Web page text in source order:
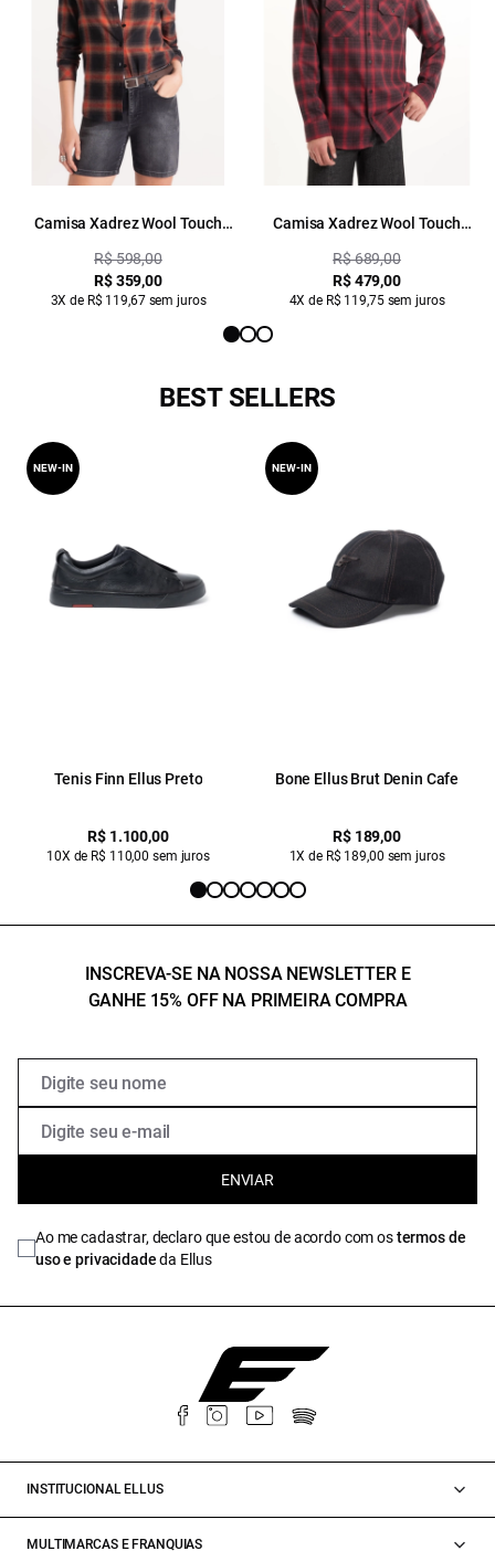
Camisa Xadrez Wool Touch
R$ 598,00
R$ 359,00
3X de R$ 119,67 sem juros
Camisa Xadrez Wool Touch
R$ 689,00
R$ 479,00
4X de R$ 119,75 sem juros
BEST SELLERS
Tenis Finn Ellus Preto
R$ 1.100,00
10X de R$ 110,00 sem juros
NEW-IN
Bone Ellus Brut Denin Cafe
R$ 189,00
1X de R$ 189,00 sem juros
NEW-IN
INSCREVA-SE NA NOSSA NEWSLETTER E
GANHE 15% OFF NA PRIMEIRA COMPRA
ENVIAR
Ao me cadastrar, declaro que estou de acordo com ostermos de
uso e privacidadeda Ellus
INSTITUCIONAL ELLUS
MULTIMARCAS E FRANQUIAS